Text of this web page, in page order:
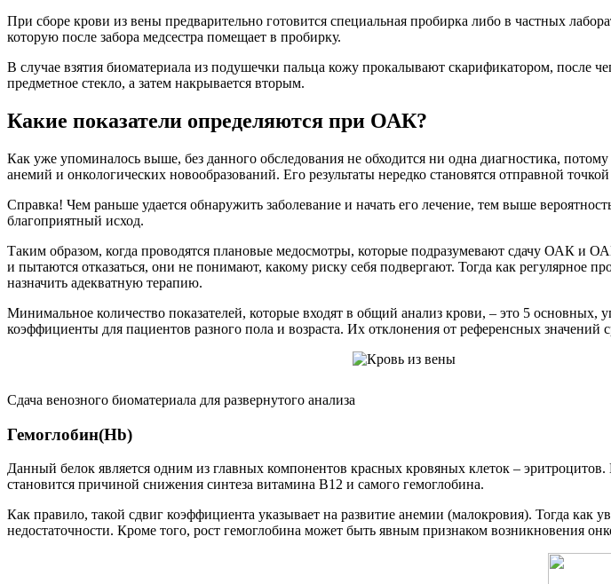
При сборе крови из вены предварительно готовится специальная пробирка либо в частных
которую после забора медсестра помещает в пробирку.
В случае взятия биоматериала из подушечки пальца кожу прокалывают скарификатором, после
предметное стекло, а затем накрывается вторым.
Какие показатели определяются при ОАК?
Как уже упоминалось выше, без данного обследования не обходится ни одна диагностика,
анемий и онкологических новообразований. Его результаты нередко становятся отправной
Справка! Чем раньше удается обнаружить заболевание и начать его лечение, тем выше
благоприятный исход.
Таким образом, когда проводятся плановые медосмотры, которые подразумевают сдачу ОАК и
и пытаются отказаться, они не понимают, какому риску себя подвергают. Тогда как регулярное
назначить адекватную терапию.
Минимальное количество показателей, которые входят в общий анализ крови, – это 5
коэффициенты для пациентов разного пола и возраста. Их отклонения от референсных значений
Сдача венозного биоматериала для развернутого анализа
Гемоглобин(Hb)
Данный белок является одним из главных компонентов красных кровяных клеток – эритроцитов.
становится причиной снижения синтеза витамина В12 и самого гемоглобина.
Как правило, такой сдвиг коэффициента указывает на развитие анемии (малокровия). Тогда как
недостаточности. Кроме того, рост гемоглобина может быть явным признаком возникновения